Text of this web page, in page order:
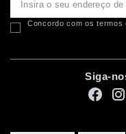
Concordo com os
Siga-